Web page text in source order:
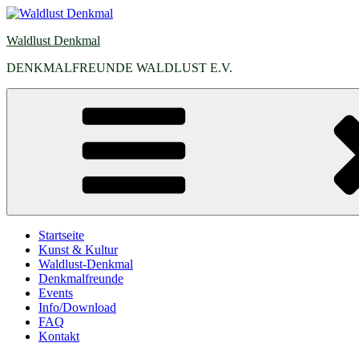
Zum
springen
Waldlust Denkmal
DENKMALFREUNDE WALDLUST E.V.
Startseite
Kunst & Kultur
Waldlust-Denkmal
Denkmalfreunde
Events
Info/Download
FAQ
Kontakt